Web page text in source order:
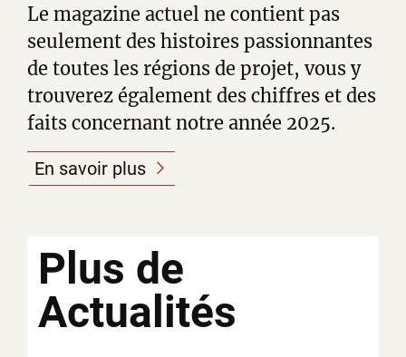
Le magazine actuel ne contient pas
seulement des histoires passionnantes
de toutes les régions de projet, vous y
trouverez également des chiffres et des
faits concernant notre année 2025.
En savoir plus
Plus de
Actualités